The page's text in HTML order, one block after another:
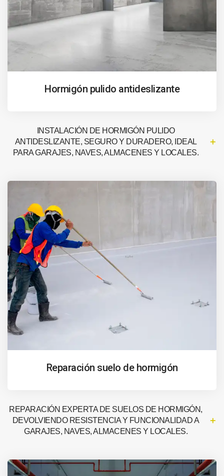
Hormigón pulido antideslizante
INSTALACIÓN DE HORMIGÓN PULIDO
ANTIDESLIZANTE, SEGURO Y DURADERO, IDEAL
PARA GARAJES, NAVES, ALMACENES Y LOCALES.
Reparación suelo de hormigón
REPARACIÓN EXPERTA DE SUELOS DE HORMIGÓN,
DEVOLVIENDO RESISTENCIA Y FUNCIONALIDAD A
GARAJES, NAVES, ALMACENES Y LOCALES.